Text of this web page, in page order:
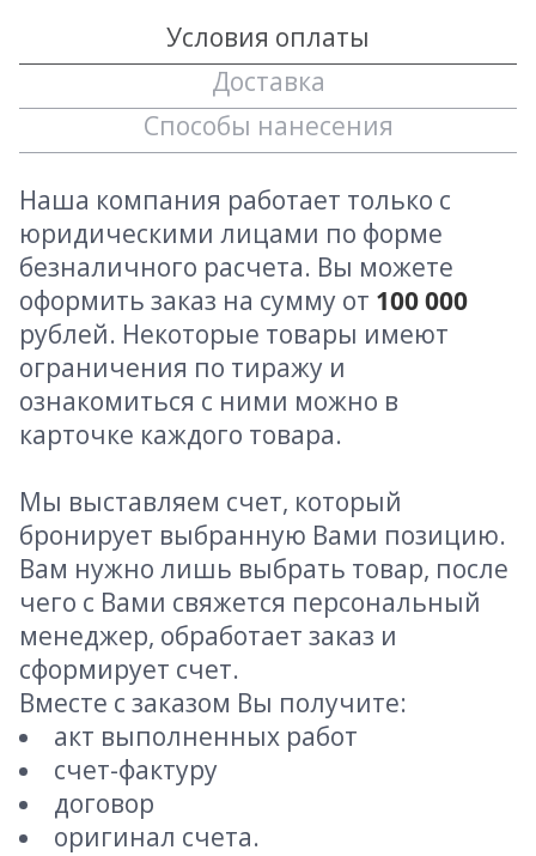
Условия оплаты
Доставка
Способы нанесения
Наша компания работает только с
юридическими лицами по форме
безналичного расчета. Вы можете
оформить заказ на сумму от 100 000
рублей. Некоторые товары имеют
ограничения по тиражу и
ознакомиться с ними можно в
карточке каждого товара.
Мы выставляем счет, который
бронирует выбранную Вами позицию.
Вам нужно лишь выбрать товар, после
чего с Вами свяжется персональный
менеджер, обработает заказ и
сформирует счет.
Вместе с заказом Вы получите:
акт выполненных работ
счет-фактуру
договор
оригинал счета.